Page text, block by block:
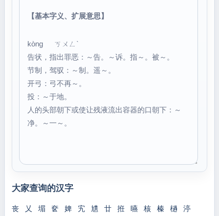
【基本字义、扩展意思】
kòng ㄎㄨㄥˋ
告状，指出罪恶：～告。～诉。指～。被～。
节制，驾驭：～制。遥～。
开弓：弓不再～。
投：～于地。
人的头部朝下或使让残液流出容器的口朝下：～
净。～一～。
大家查询的汉字
丧 乂 堳 奁 婢 宄 尵 廿 拰 曣 核 榛 檛 渟